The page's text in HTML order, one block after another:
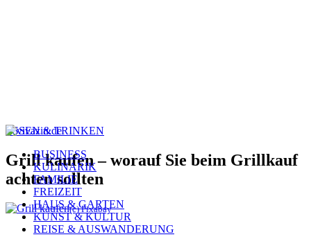
BUSINESS
KULINARIK
FAMILIE
FREIZEIT
HAUS & GARTEN
KUNST & KULTUR
REISE & AUSWANDERUNG
ESSEN & TRINKEN
Grill kaufen – worauf Sie beim Grillkauf
achten sollten
(c) Pixabay